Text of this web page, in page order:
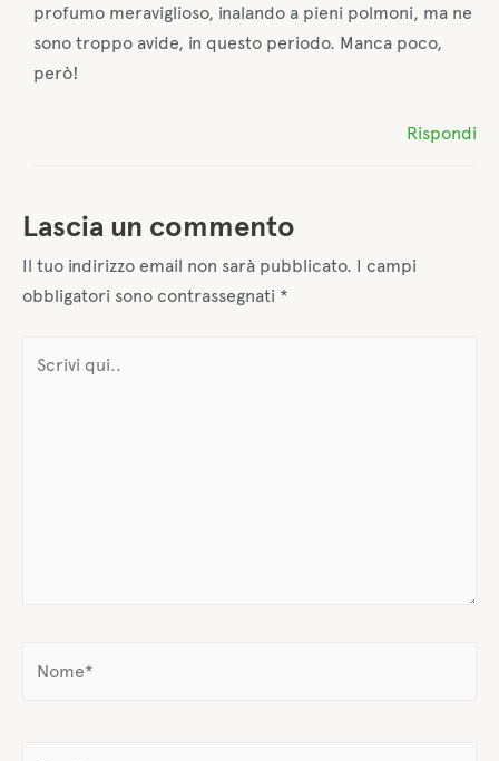
profumo meraviglioso, inalando a pieni polmoni, ma ne
sono troppo avide, in questo periodo. Manca poco,
però!
Rispondi
Lascia un commento
Il tuo indirizzo email non sarà pubblicato. I campi
obbligatori sono contrassegnati *